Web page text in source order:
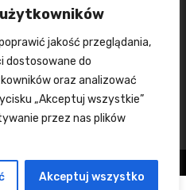
jakość przeglądania,
dostosowane do
oraz analizować
„Akceptuj wszystkie”
przez nas plików
Akceptuj wszystko
tanietrofea.pl